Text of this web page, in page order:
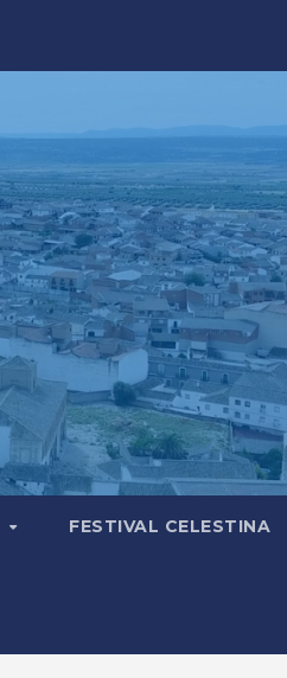
FESTIVAL CELESTINA